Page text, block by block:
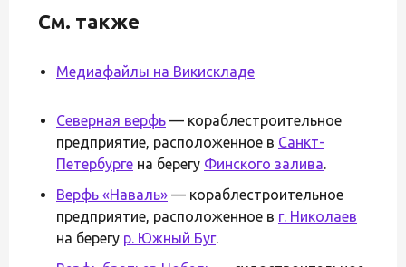
См. также
Медиафайлы на Викискладе
Северная верфь — кораблестроительное
предприятие, расположенное в Санкт-
Петербурге на берегу Финского залива.
Верфь «Наваль» — кораблестроительное
предприятие, расположенное в г. Николаев
на берегу р. Южный Буг.